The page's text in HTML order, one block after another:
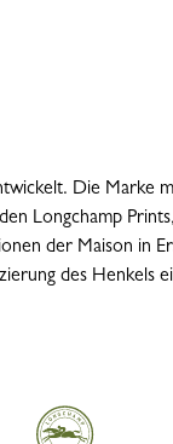
Die Marke
Longchamp
der Maison in
des Henkels